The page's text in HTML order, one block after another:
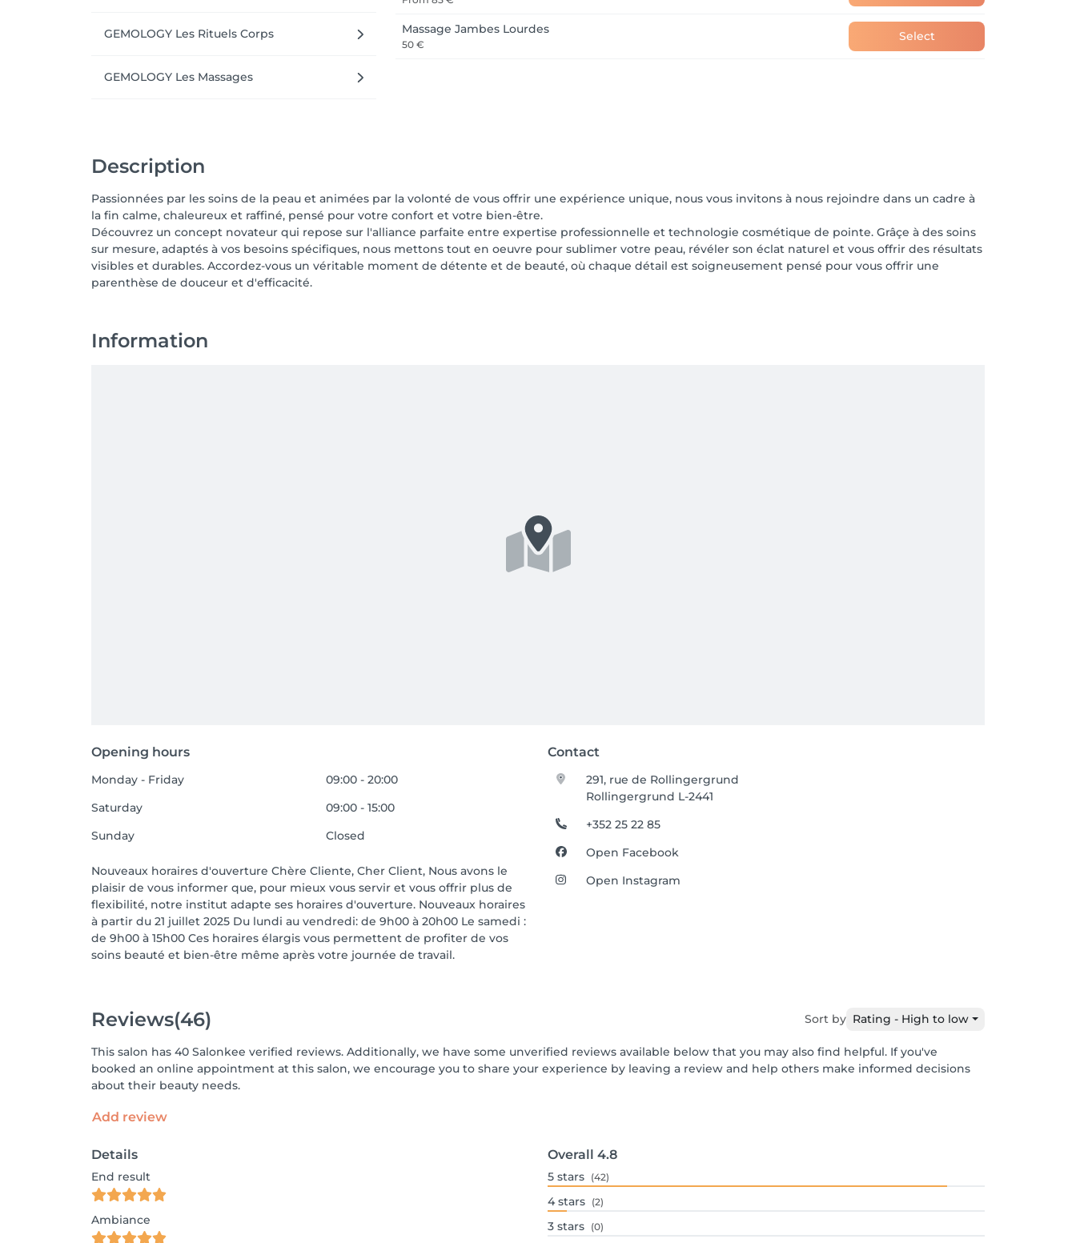
GEMOLOGY Les Rituels Corps
GEMOLOGY Les Massages
Massage Jambes Lourdes
50 €
Select
Description
Passionnées par les soins de la peau et animées par la volonté de vous offrir une expérience unique, nous vous invitons à nous rejoindre dans un cadre à
la fin calme, chaleureux et raffiné, pensé pour votre confort et votre bien-être.
Découvrez un concept novateur qui repose sur l'alliance parfaite entre expertise professionnelle et technologie cosmétique de pointe. Grâçe à des soins
sur mesure, adaptés à vos besoins spécifiques, nous mettons tout en oeuvre pour sublimer votre peau, révéler son éclat naturel et vous offrir des résultats
visibles et durables. Accordez-vous un véritable moment de détente et de beauté, où chaque détail est soigneusement pensé pour vous offrir une
parenthèse de douceur et d'efficacité.
Information
Opening hours Contact
Monday - Friday
09:00 - 20:00
Saturday
09:00 - 15:00
Sunday
Closed
Nouveaux horaires d'ouverture Chère Cliente, Cher Client, Nous avons le
plaisir de vous informer que, pour mieux vous servir et vous offrir plus de
flexibilité, notre institut adapte ses horaires d'ouverture. Nouveaux horaires
à partir du 21 juillet 2025 Du lundi au vendredi: de 9h00 à 20h00 Le samedi :
de 9h00 à 15h00 Ces horaires élargis vous permettent de profiter de vos
soins beauté et bien-être même après votre journée de travail.
291, rue de Rollingergrund
Rollingergrund L-2441
+352 25 22 85
Open Facebook
Open Instagram
Reviews(46) Sort by Rating - High to low
This salon has 40 Salonkee verified reviews. Additionally, we have some unverified reviews available below that you may also find helpful. If you've
booked an online appointment at this salon, we encourage you to share your experience by leaving a review and help others make informed decisions
about their beauty needs.
Add review
Details
End result
Ambiance
Overall 4.8
5 stars (42)
4 stars (2)
3 stars (0)